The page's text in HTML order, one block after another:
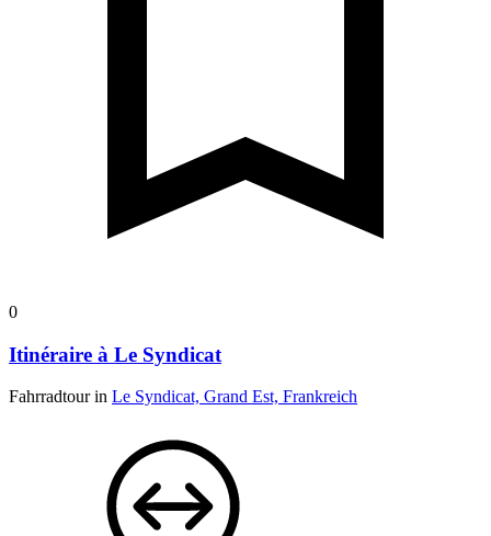
0
Itinéraire à Le Syndicat
Fahrradtour in Le Syndicat, Grand Est, Frankreich